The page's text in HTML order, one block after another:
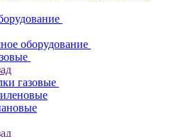
оборудование
газовые